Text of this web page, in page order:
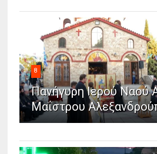
8
Πανήγυρη Ιερού Ναού
Μαΐστρου